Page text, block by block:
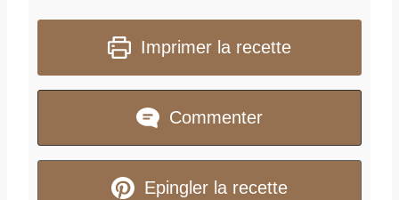
Imprimer la recette
Commenter
Epingler la recette